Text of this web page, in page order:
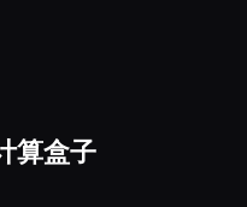
算盒子